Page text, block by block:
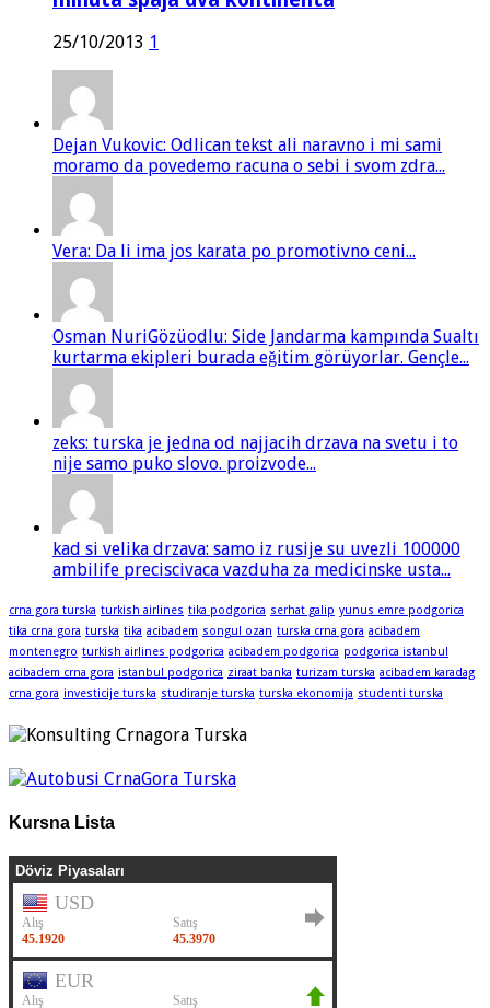
25/10/2013 1
Dejan Vukovic: Odlican tekst ali naravno i mi sami
moramo da povedemo racuna o sebi i svom zdra...
Vera: Da li ima jos karata po promotivno ceni...
Osman NuriGözüodlu: Side Jandarma kampında Sualtı
kurtarma ekipleri burada eğitim görüyorlar. Gençle...
zeks: turska je jedna od najjacih drzava na svetu i to
nije samo puko slovo. proizvode...
kad si velika drzava: samo iz rusije su uvezli 100000
ambilife preciscivaca vazduha za medicinske usta...
crna gora turska turkish airlines tika podgorica serhat galip yunus emre podgorica
tika crna gora turska tika acibadem songul ozan turska crna gora acibadem
montenegro turkish airlines podgorica acibadem podgorica podgorica istanbul
acibadem crna gora istanbul podgorica ziraat banka turizam turska acibadem karadag
crna gora investicije turska studiranje turska turska ekonomija studenti turska
Kursna Lista